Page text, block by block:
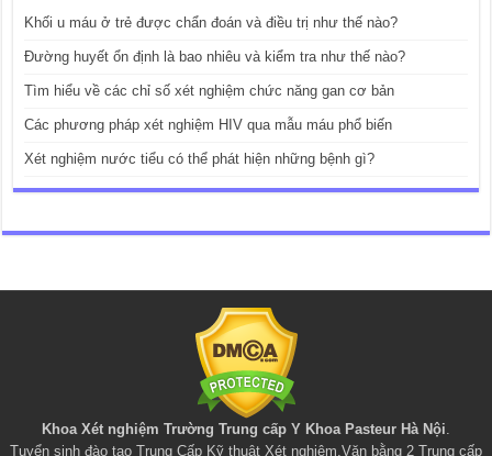
Khối u máu ở trẻ được chẩn đoán và điều trị như thế nào?
Đường huyết ổn định là bao nhiêu và kiểm tra như thế nào?
Tìm hiểu về các chỉ số xét nghiệm chức năng gan cơ bản
Các phương pháp xét nghiệm HIV qua mẫu máu phổ biến
Xét nghiệm nước tiểu có thể phát hiện những bệnh gì?
Khoa Xét nghiệm Trường Trung cấp Y Khoa Pasteur Hà Nội.
Tuyển sinh đào tạo Trung Cấp Kỹ thuật Xét nghiệm,Văn bằng 2 Trung cấp